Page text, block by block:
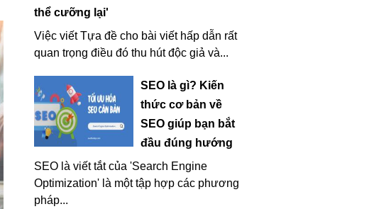
thể cưỡng lại'
Việc viết Tựa đề cho bài viết hấp dẫn rất
quan trọng điều đó thu hút độc giả và...
SEO là gì? Kiến
thức cơ bản về
SEO giúp bạn bắt
đầu đúng hướng
SEO là viết tắt của 'Search Engine
Optimization' là một tập hợp các phương
pháp...